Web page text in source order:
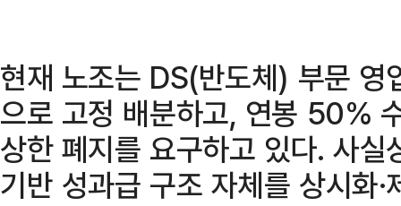
현재 노조는 DS(반도체) 부문
으로 고정 배분하고, 연봉 50%
상한 폐지를 요구하고 있다. 사
기반 성과급 구조 자체를 상시화